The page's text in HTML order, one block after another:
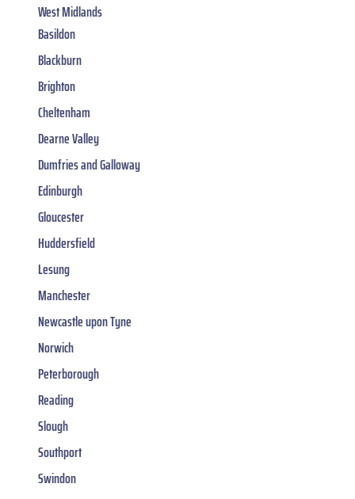
West Midlands
Basildon
Blackburn
Brighton
Cheltenham
Dearne Valley
Dumfries and Galloway
Edinburgh
Gloucester
Huddersfield
Lesung
Manchester
Newcastle upon Tyne
Norwich
Peterborough
Reading
Slough
Southport
Swindon